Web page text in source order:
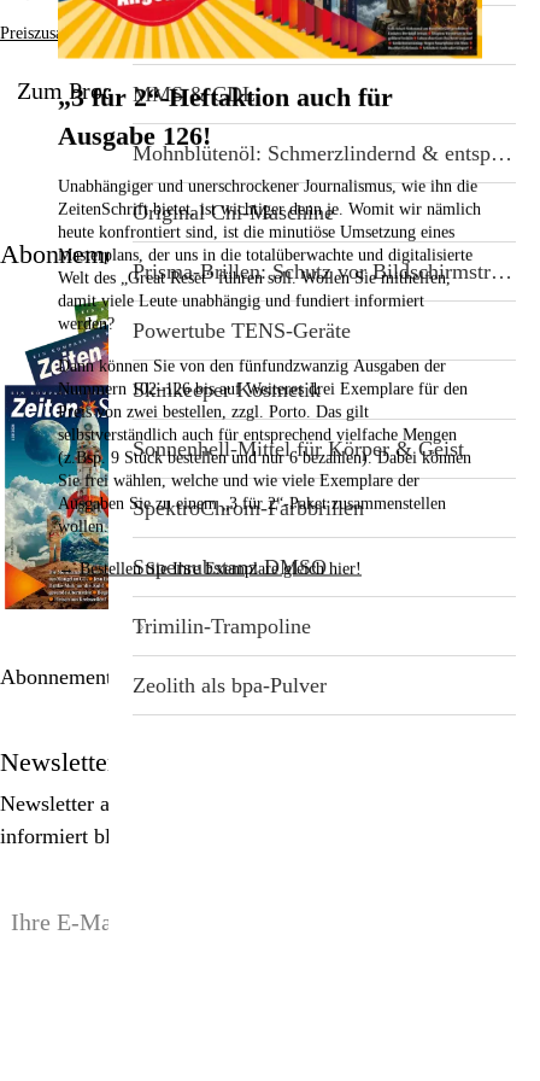
Zum Produkt
Preiszusammensetzung
Abonnement
Abonnement bestellen
Newsletter
Newsletter abonnieren, Spezialangebote erhalten und
informiert bleiben!
„3 für 2“-Heftaktion auch für
Ausgabe 126!
Unabhängiger und unerschrockener Journalismus, wie ihn die
ZeitenSchrift bietet, ist wichtiger denn je. Womit wir nämlich
heute konfrontiert sind, ist die minutiöse Umsetzung eines
Masterplans, der uns in die totalüberwachte und digitalisierte
Welt des „Great Reset“ führen soll. Wollen Sie mithelfen,
damit viele Leute unabhängig und fundiert informiert
werden?
Dann können Sie von den fünfundzwanzig Ausgaben der
Nummern 102–126bis auf Weiteres drei Exemplare für den
Preis von zwei bestellen, zzgl. Porto. Das gilt
selbstverständlich auch für entsprechend vielfache Mengen
(z.Bsp. 9 Stück bestellen und nur 6 bezahlen). Dabei können
Sie frei wählen, welche und wie viele Exemplare der
Ausgaben Sie zu einem „3 für 2“-Paket zusammenstellen
wollen.
→Bestellen Sie Ihre Exemplare gleich hier!
Lithium (Vitalnahrung für Pflanzen)
MMS & CDL
Mohnblütenöl: Schmerzlindernd & entspannend
Original Chi-Maschine
Prisma-Brillen: Schutz vor Bildschirmstrahlung
Powertube TENS-Geräte
Skinkeeper Kosmetik
Sonnenhell-Mittel für Körper & Geist
SpektroChrom-Farbbrillen
Supersubstanz DMSO
Trimilin-Trampoline
Zeolith als bpa-Pulver